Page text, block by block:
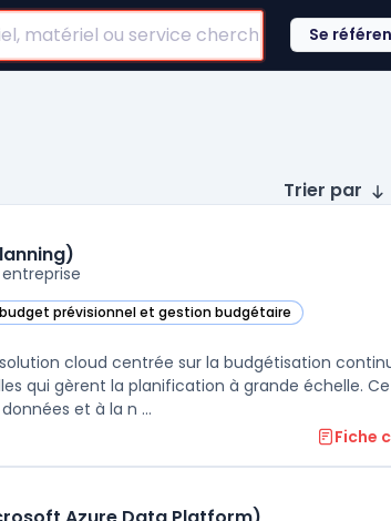
Se
Trier par
catégorie
prévisionnel et gestion budgétaire
(Workday Adaptive Planning) dans cette
catégorie
cloud centrée sur la budgétisation
qui gèrent la planification à grande échelle.
et à la n ...
Fiche